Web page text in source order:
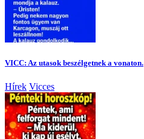
VICC: Az utasok beszélgetnek a vonaton.
Hírek Vicces